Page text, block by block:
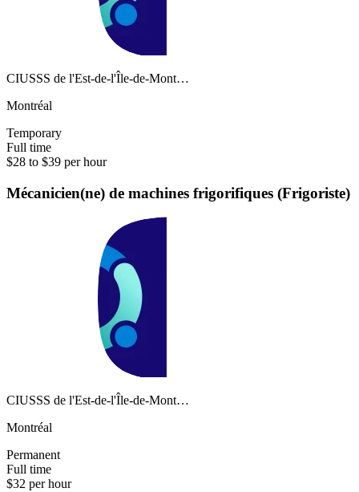
CIUSSS de l'Est-de-l'Île-de-Mont…
Montréal
Temporary
Full time
$28 to $39 per hour
Mécanicien(ne) de machines frigorifiques (Frigoriste)
CIUSSS de l'Est-de-l'Île-de-Mont…
Montréal
Permanent
Full time
$32 per hour